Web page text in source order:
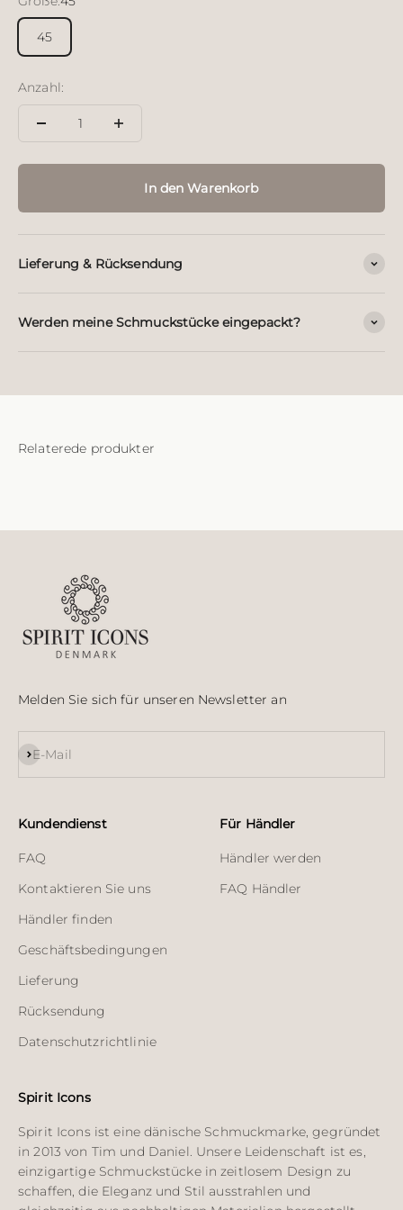
45
Anzahl:
In den Warenkorb
Lieferung & Rücksendung
Werden meine Schmuckstücke eingepackt?
Melden Sie sich für unseren Newsletter an
E-Mail
Abonnieren
Kundendienst
FAQ
Kontaktieren Sie uns
Händler finden
Geschäftsbedingungen
Lieferung
Rücksendung
Datenschutzrichtlinie
Für Händler
Händler werden
FAQ Händler
Spirit Icons
Spirit Icons ist eine dänische Schmuckmarke, gegründet
in 2013 von Tim und Daniel. Unsere Leidenschaft ist es,
einzigartige Schmuckstücke in zeitlosem Design zu
schaffen, die Eleganz und Stil ausstrahlen und